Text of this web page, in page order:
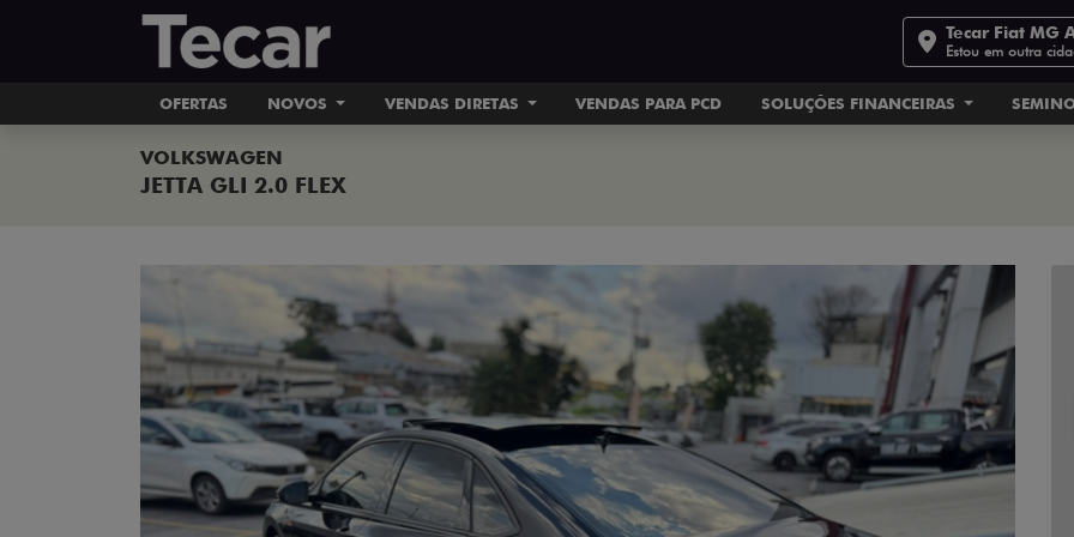
Tecar Fiat MG
Estou em outra
OFERTAS NOVOS VENDAS DIRETAS VENDAS PARA PCD SOLUÇÕES FINANCEIRAS
VOLKSWAGEN
JETTA GLI 2.0 FLEX